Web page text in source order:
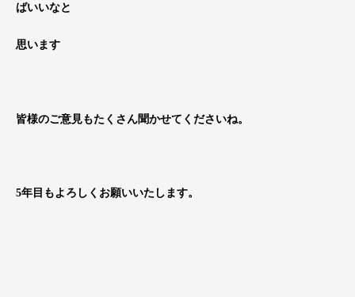
ばいいなと
思います
皆様のご意見もたくさん聞かせてくださいね。
5年目もよろしくお願いいたします。